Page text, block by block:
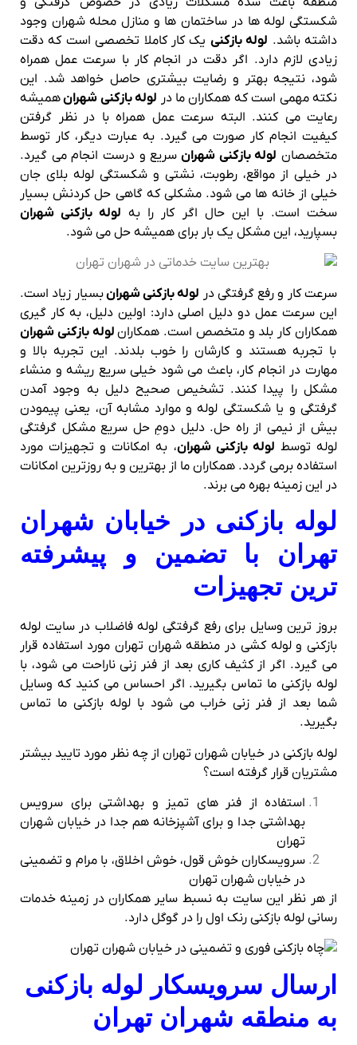
شکستگی لوله ها در ساختمان ها و منازل محله شهران وجود
داشته باشد.لوله بازکنییک کار کاملا تخصصی است که دقت
زیادی لازم دارد. اگر دقت در انجام کار با سرعت عمل همراه
شود، نتیجه بهتر و رضایت بیشتری حاصل خواهد شد. این
نکته مهمی است که همکاران ما درلوله بازکنی شهرانهمیشه
رعایت می کنند. البته سرعت عمل همراه با در نظر گرفتن
کیفیت انجام کار صورت می گیرد. به عبارت دیگر، کار توسط
متخصصانلوله بازکنی شهرانسریع و درست انجام می گیرد.
در خیلی از مواقع، رطوبت، نشتی و شکستگی لوله بلای جان
خیلی از خانه ها می شود. مشکلی که گاهی حل کردنش بسیار
سخت است. با این حال اگر کار را بهلوله بازکنی شهران
بسپارید، این مشکل یک بار برای همیشه حل می شود.
سرعت کار و رفع گرفتگی درلوله بازکنی شهرانبسیار زیاد است.
این سرعت عمل دو دلیل اصلی دارد: اولین دلیل، به کار گیری
همکاران کار بلد و متخصص است. همکارانلوله بازکنی شهران
با تجربه هستند و کارشان را خوب بلدند. این تجربه بالا و
مهارت در انجام کار، باعث می شود خیلی سریع ریشه و منشاء
مشکل را پیدا کنند. تشخیص صحیح دلیل به وجود آمدن
گرفتگی و یا شکستگی لوله و موارد مشابه آن، یعنی پیمودن
بیش از نیمی از راه حل. دلیل دومِ حل سریع مشکل گرفتگی
لوله توسطلوله بازکنی شهران، به امکانات و تجهیزات مورد
استفاده برمی گردد. همکاران ما از بهترین و به روزترین امکانات
در این زمینه بهره می برند.
لوله بازکنی در خیابان شهران
تهران با تضمین و پیشرفته
ترین تجهیزات
بروز ترین وسایل برای رفع گرفتگی لوله فاضلاب در سایت لوله
بازکنی و لوله کشی در منطقه شهران تهران مورد استفاده قرار
می گیرد. اگر از کثیف کاری بعد از فنر زنی ناراحت می شود، با
لوله بازکنی ما تماس بگیرید. اگر احساس می کنید که وسایل
شما بعد از فنر زنی خراب می شود با لوله بازکنی ما تماس
بگیرید.
لوله بازکنی در خیابان شهران تهران از چه نظر مورد تایید بیشتر
مشتریان قرار گرفته است؟
استفاده از فنر های تمیز و بهداشتی برای سرویس
بهداشتی جدا و برای آشپزخانه هم جدا در خیابان شهران
تهران
سرویسکاران خوش قول، خوش اخلاق، با مرام و تضمینی
در خیابان شهران تهران
از هر نظر این سایت به نسبط سایر همکاران در زمینه خدمات
رسانی لوله بازکنی رنک اول را در گوگل دارد.
ارسال سرویسکار لوله بازکنی
به منطقه شهران تهران